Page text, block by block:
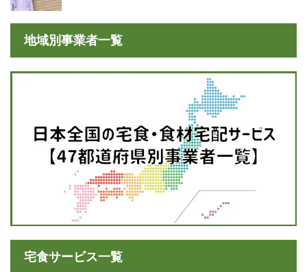
地域別事業者一覧
宅食サービス一覧